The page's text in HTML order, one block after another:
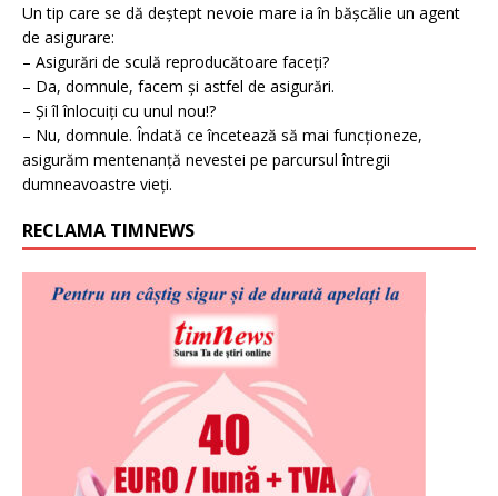
Un tip care se dă deștept nevoie mare ia în bășcălie un agent
de asigurare:
– Asigurări de sculă reproducătoare faceți?
– Da, domnule, facem și astfel de asigurări.
– Și îl înlocuiți cu unul nou!?
– Nu, domnule. Îndată ce încetează să mai funcționeze,
asigurăm mentenanță nevestei pe parcursul întregii
dumneavoastre vieți.
RECLAMA TIMNEWS